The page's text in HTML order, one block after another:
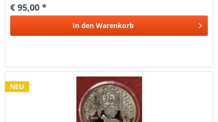
€ 95,00 *
In den Warenkorb
NEU